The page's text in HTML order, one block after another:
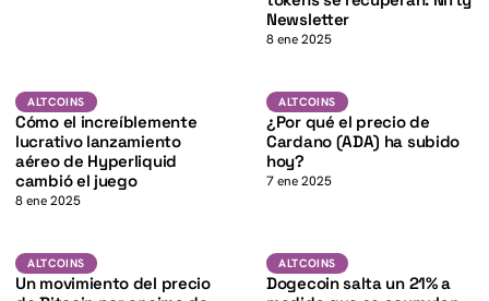
Newsletter
8 ene 2025
Altcoins
K
ALTCOINS
Cómo el increíblemente
lucrativo lanzamiento
aéreo de Hyperliquid
cambió el juego
8 ene 2025
ALTCOINSADA
ALTCOINS
¿Por qué el precio de
Cardano (ADA) ha subido
hoy?
7 ene 2025
ALTCOINSBTC
ALTCOINS
Un movimiento del precio
ALTCOINSDOGE
ALTCOINS
Dogecoin salta un 21% a